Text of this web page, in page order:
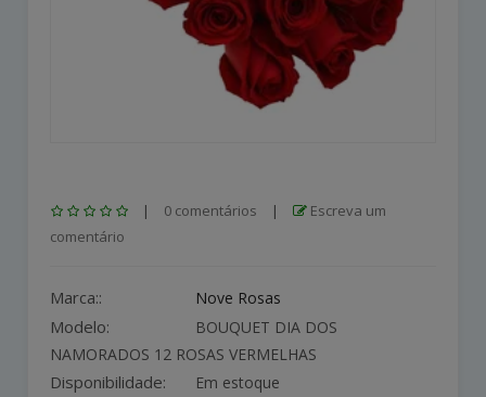
| 0 comentários |
Escreva um
comentário
Marca:: Nove Rosas
Modelo:
BOUQUET DIA DOS
NAMORADOS 12 ROSAS VERMELHAS
Disponibilidade:
Em estoque